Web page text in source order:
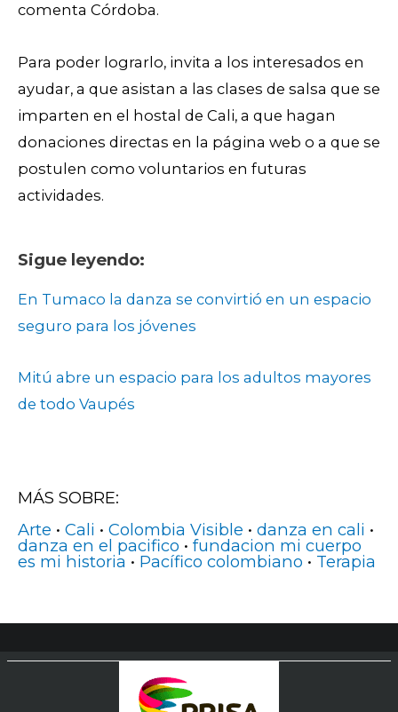
comenta Córdoba.
Para poder lograrlo, invita a los interesados en
ayudar, a que asistan a las clases de salsa que se
imparten en el hostal de Cali, a que hagan
donaciones directas en la página web o a que se
postulen como voluntarios en futuras
actividades.
Sigue leyendo:
En Tumaco la danza se convirtió en un espacio
seguro para los jóvenes
Mitú abre un espacio para los adultos mayores
de todo Vaupés
MÁS SOBRE:
Arte • Cali • Colombia Visible • danza en cali •
danza en el pacifico • fundacion mi cuerpo
es mi historia • Pacífico colombiano • Terapia